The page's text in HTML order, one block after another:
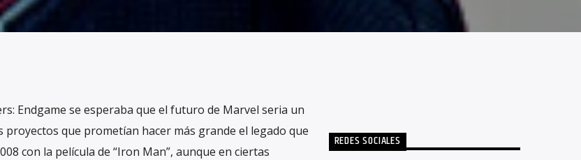
Endgame se esperaba que el futuro de Marvel seria un
que prometían hacer más grande el legado que
con la película de “Iron Man”, aunque en ciertas
REDES SOCIALES